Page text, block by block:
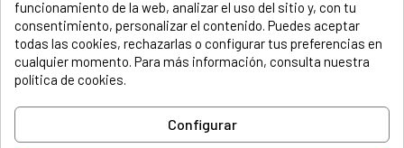
electrodoméstico. Suele estar formado por números y
letras.
Tapeta Fagor inox 74mm
funcionamiento de la web, analizar el uso del sitio y, con tu
consentimiento, personalizar el contenido. Puedes aceptar
todas las cookies, rechazarlas o configurar tus preferencias en
cualquier momento. Para más información, consulta nuestra
política de cookies.
Configurar